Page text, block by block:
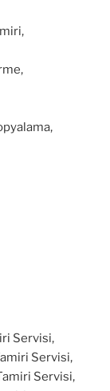
Servisi,
Servisi,
Servisi,